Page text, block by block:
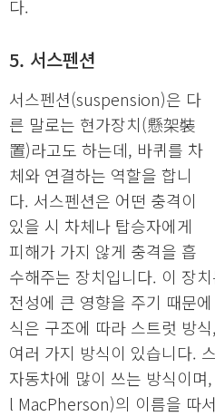
다.
5. 서스펜션
서스펜션(suspension)은 다
른 말로는 현가장치(懸架裝
置)라고도 하는데, 바퀴를 차
체와 연결하는 역할을 합니
다. 서스펜션은 어떤 충격이
있을 시 차체나 탑승자에게
피해가 가지 않게 충격을 흡
수해주는 장치입니다. 이 장
전성에 큰 영향을 주기 때문
식은 구조에 따라 스트럿 방
여러 가지 방식이 있습니다.
자동차에 많이 쓰는 방식이
l MacPherson)의 이름을 따